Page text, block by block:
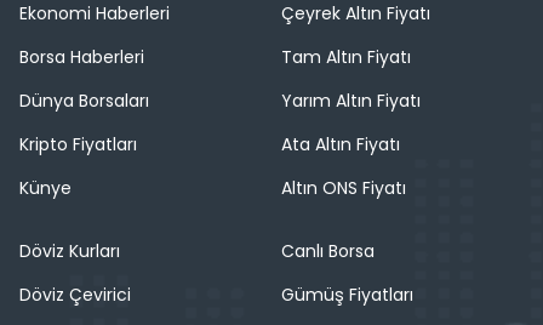
Ekonomi Haberleri
Borsa Haberleri
Dünya Borsaları
Kripto Fiyatları
Künye
Çeyrek Altın Fiyatı
Tam Altın Fiyatı
Yarım Altın Fiyatı
Ata Altın Fiyatı
Altın ONS Fiyatı
Döviz Kurları
Döviz Çevirici
Canlı Borsa
Gümüş Fiyatları